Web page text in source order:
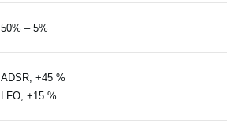
50% – 5%
ADSR, +45 %
LFO, +15 %